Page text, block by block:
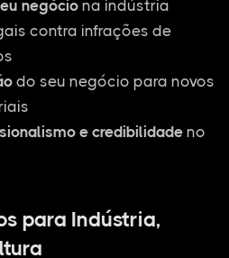
negóciona indústria
contra infrações de
do seu negócio para novos
e credibilidadeno
para Indústria,